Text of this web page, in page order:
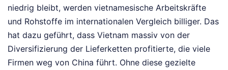
niedrig bleibt, werden vietnamesische Arbeitskräfte
und Rohstoffe im internationalen Vergleich billiger. Das
hat dazu geführt, dass Vietnam massiv von der
Diversifizierung der Lieferketten profitierte, die viele
Firmen weg von China führt. Ohne diese gezielte